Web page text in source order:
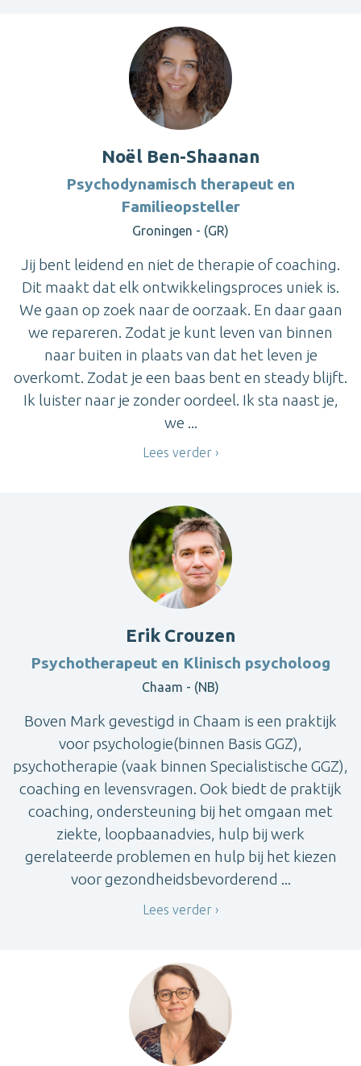
Noël Ben-Shaanan
Psychodynamisch therapeut en
Familieopsteller
Groningen - (GR)
Jij bent leidend en niet de therapie of coaching.
Dit maakt dat elk ontwikkelingsproces uniek is.
We gaan op zoek naar de oorzaak. En daar gaan
we repareren. Zodat je kunt leven van binnen
naar buiten in plaats van dat het leven je
overkomt. Zodat je een baas bent en steady blijft.
Ik luister naar je zonder oordeel. Ik sta naast je,
we ...
Lees verder
Erik Crouzen
Psychotherapeut en Klinisch psycholoog
Chaam - (NB)
Boven Mark gevestigd in Chaam is een praktijk
voor psychologie(binnen Basis GGZ),
psychotherapie (vaak binnen Specialistische GGZ),
coaching en levensvragen. Ook biedt de praktijk
coaching, ondersteuning bij het omgaan met
ziekte, loopbaanadvies, hulp bij werk
gerelateerde problemen en hulp bij het kiezen
voor gezondheidsbevorderend ...
Lees verder